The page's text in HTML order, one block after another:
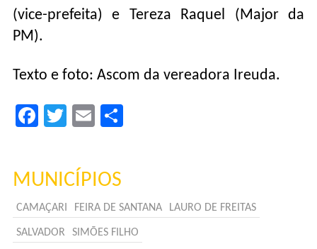
(vice-prefeita) e Tereza Raquel (Major da
PM).
Texto e foto: Ascom da vereadora Ireuda.
Facebook
TwitterEmail
MUNICÍPIOS
CAMAÇARI FEIRA DE SANTANA LAURO DE FREITAS
SALVADOR SIMÕES FILHO